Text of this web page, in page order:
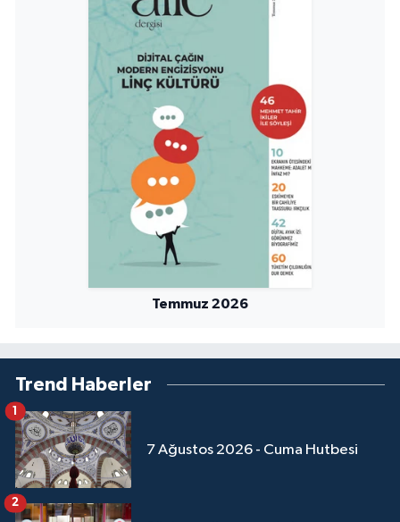
Temmuz 2026
Trend Haberler
7 Ağustos 2026 - Cuma Hutbesi
1
2
Sivas Müftülüğü
Şanlıurfa Müftülüğü
Şırnak Müftülüğü
Tekirdağ Müftülüğü
Tokat Müftülüğü
Trabzon Müftülüğü
Tunceli Müftülüğü
Uşak Müftülüğü
Yalova Müftülüğü
Yozgat Müftülüğü